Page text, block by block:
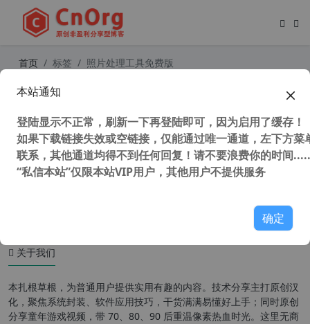
首页 标签 照片处理工具免费版
关于我们
本扎根草根，为普通用户提供实用有趣的内容。技术分享主打原创汉
化，聚焦系统封装、软件应用技巧，干货满满易懂好上手；同时原创
分享童年游戏视频，带 70、80、90 后重温像素热血时光。这里无商
本站通知
登陆显示不正常，刷新一下再登陆即可，因为启用了缓存！
如果下载链接失效或空链接，仅能通过唯一通道，左下方菜
联系，其他通道均得不到任何回复！请不要浪费你的时间
“私信本站”仅限本站VIP用户，其他用户不提供服务
确定